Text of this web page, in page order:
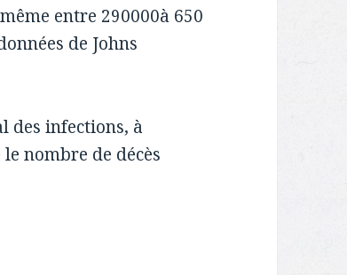
entre 290000à 650
de Johns
des infections, à
nombre de décès